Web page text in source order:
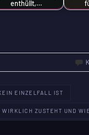
enthüllt,…
EINZELFALL IST
ZUSTEHT UND